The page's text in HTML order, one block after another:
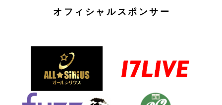
オフィシャルスポンサー